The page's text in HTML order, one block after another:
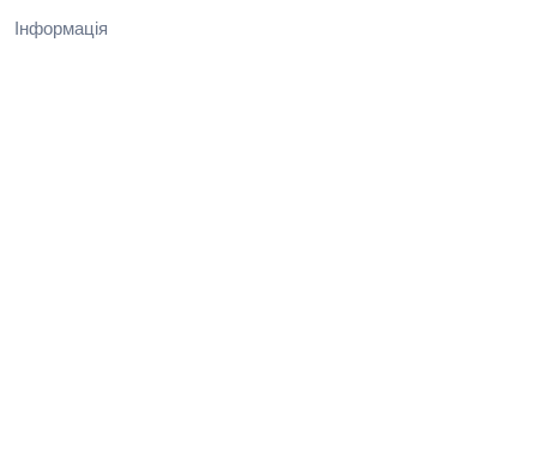
Інформація